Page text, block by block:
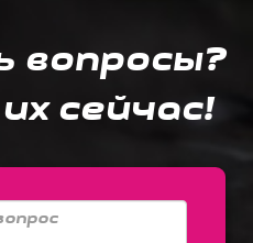
вопросы?
сейчас!